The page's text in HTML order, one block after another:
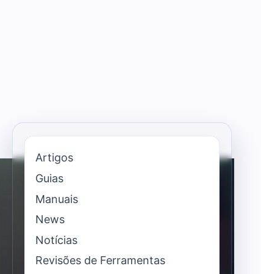
Artigos
Guias
Manuais
News
Notícias
Revisões de Ferramentas